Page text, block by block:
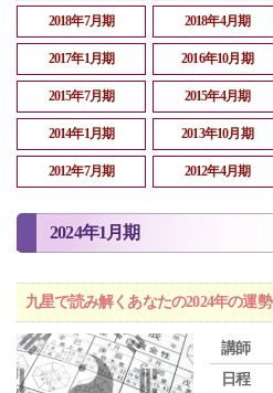
2018年7月期 2018年4月期
2017年1月期 2016年10月期
2015年7月期 2015年4月期
2014年1月期 2013年10月期
2012年7月期 2012年4月期
2024年1月期
九星で読み解くあなたの2024年の運勢
講師
日程